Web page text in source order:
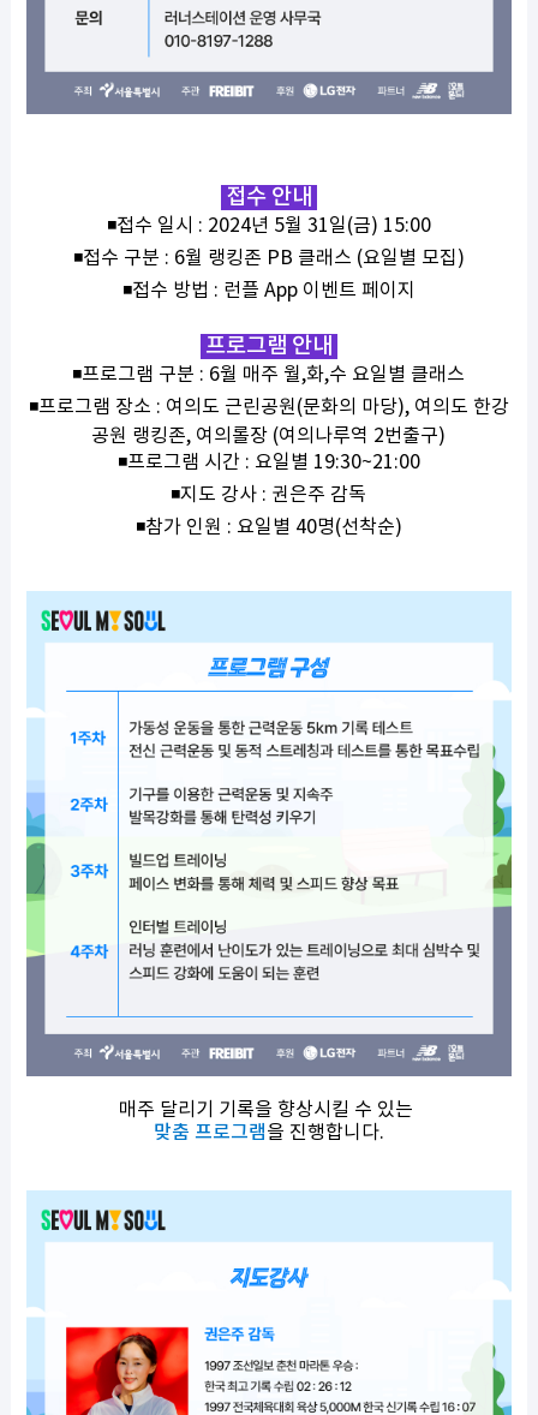
접수 안내
◾접수 일시 : 2024년 5월 31일(금) 15:00
◾접수 구분 : 6월 랭킹존 PB 클래스 (요일별 모집)
◾접수 방법 : 런플 App 이벤트 페이지
프로그램 안내
◾프로그램 구분 : 6월 매주 월,화,수 요일별 클래스
◾프로그램 장소 : 여의도 근린공원(문화의 마당), 여의도 한강
공원 랭킹존, 여의롤장 (여의나루역 2번출구)
◾프로그램 시간 : 요일별 19:30~21:00
◾지도 강사 : 권은주 감독
◾참가 인원 : 요일별 40명(선착순)
매주 달리기 기록을 향상시킬 수 있는
맞춤 프로그램을 진행합니다.